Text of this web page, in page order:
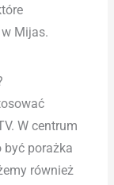
Mijas.
W centrum
być porażka
również